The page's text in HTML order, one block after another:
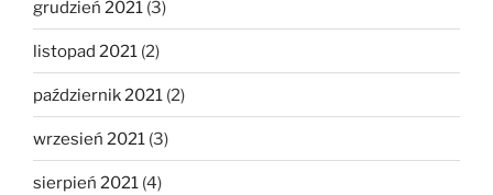
grudzień 2021 (3)
listopad 2021 (2)
październik 2021 (2)
wrzesień 2021 (3)
sierpień 2021 (4)